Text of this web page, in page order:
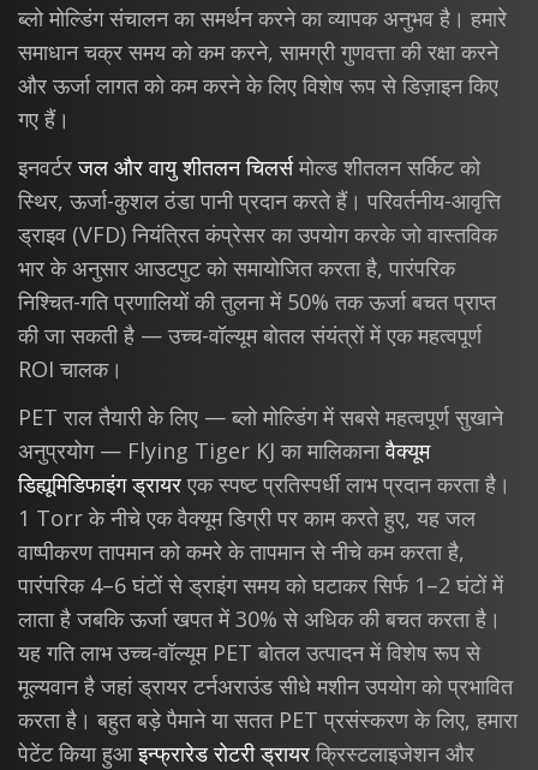
ब्लो मोल्डिंग संचालन का समर्थन करने का व्यापक अनुभव है। हमारे
समाधान चक्र समय को कम करने, सामग्री गुणवत्ता की रक्षा करने
और ऊर्जा लागत को कम करने के लिए विशेष रूप से डिज़ाइन किए
गए हैं।
इनवर्टरजल और वायु शीतलन चिलर्समोल्ड शीतलन सर्किट को
स्थिर, ऊर्जा-कुशल ठंडा पानी प्रदान करते हैं। परिवर्तनीय-आवृत्ति
ड्राइव (VFD) नियंत्रित कंप्रेसर का उपयोग करके जो वास्तविक
भार के अनुसार आउटपुट को समायोजित करता है, पारंपरिक
निश्चित-गति प्रणालियों की तुलना में 50% तक ऊर्जा बचत प्राप्त
की जा सकती है — उच्च-वॉल्यूम बोतल संयंत्रों में एक महत्वपूर्ण
ROI चालक।
PET राल तैयारी के लिए — ब्लो मोल्डिंग में सबसे महत्वपूर्ण सुखाने
अनुप्रयोग — Flying Tiger KJ का मालिकानावैक्यूम
डिह्यूमिडिफाइंग ड्रायरएक स्पष्ट प्रतिस्पर्धी लाभ प्रदान करता है।
1 Torr के नीचे एक वैक्यूम डिग्री पर काम करते हुए, यह जल
वाष्पीकरण तापमान को कमरे के तापमान से नीचे कम करता है,
पारंपरिक 4–6 घंटों से ड्राइंग समय को घटाकर सिर्फ 1–2 घंटों में
लाता है जबकि ऊर्जा खपत में 30% से अधिक की बचत करता है।
यह गति लाभ उच्च-वॉल्यूम PET बोतल उत्पादन में विशेष रूप से
मूल्यवान है जहां ड्रायर टर्नअराउंड सीधे मशीन उपयोग को प्रभावित
करता है। बहुत बड़े पैमाने या सतत PET प्रसंस्करण के लिए, हमारा
पेटेंट किया हुआइन्फ्रारेड रोटरी ड्रायरक्रिस्टलाइजेशन और